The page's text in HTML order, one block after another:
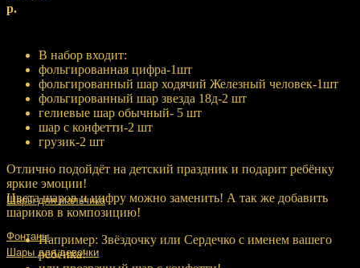
Шары для мальчика
Фонтаны
Шары для девочки
р.
В набор входит:
фольгированная цифра-1шт
фольгированный шар ходячий Железный человек-1шт
фольгированный шар звезда 18д-2 шт
гелиевые шар обычный- 5 шт
шар с конфетти-2 шт
грузик-2 шт
Отлично подойдёт на детский праздник и подарит ребёнку
яркие эмоции!
Цвета шаров и цифру можно заменить! А так же добавить
шариков в композицию!
Например: Звёздочку или Сердечко с именем вашего
ребёнка!